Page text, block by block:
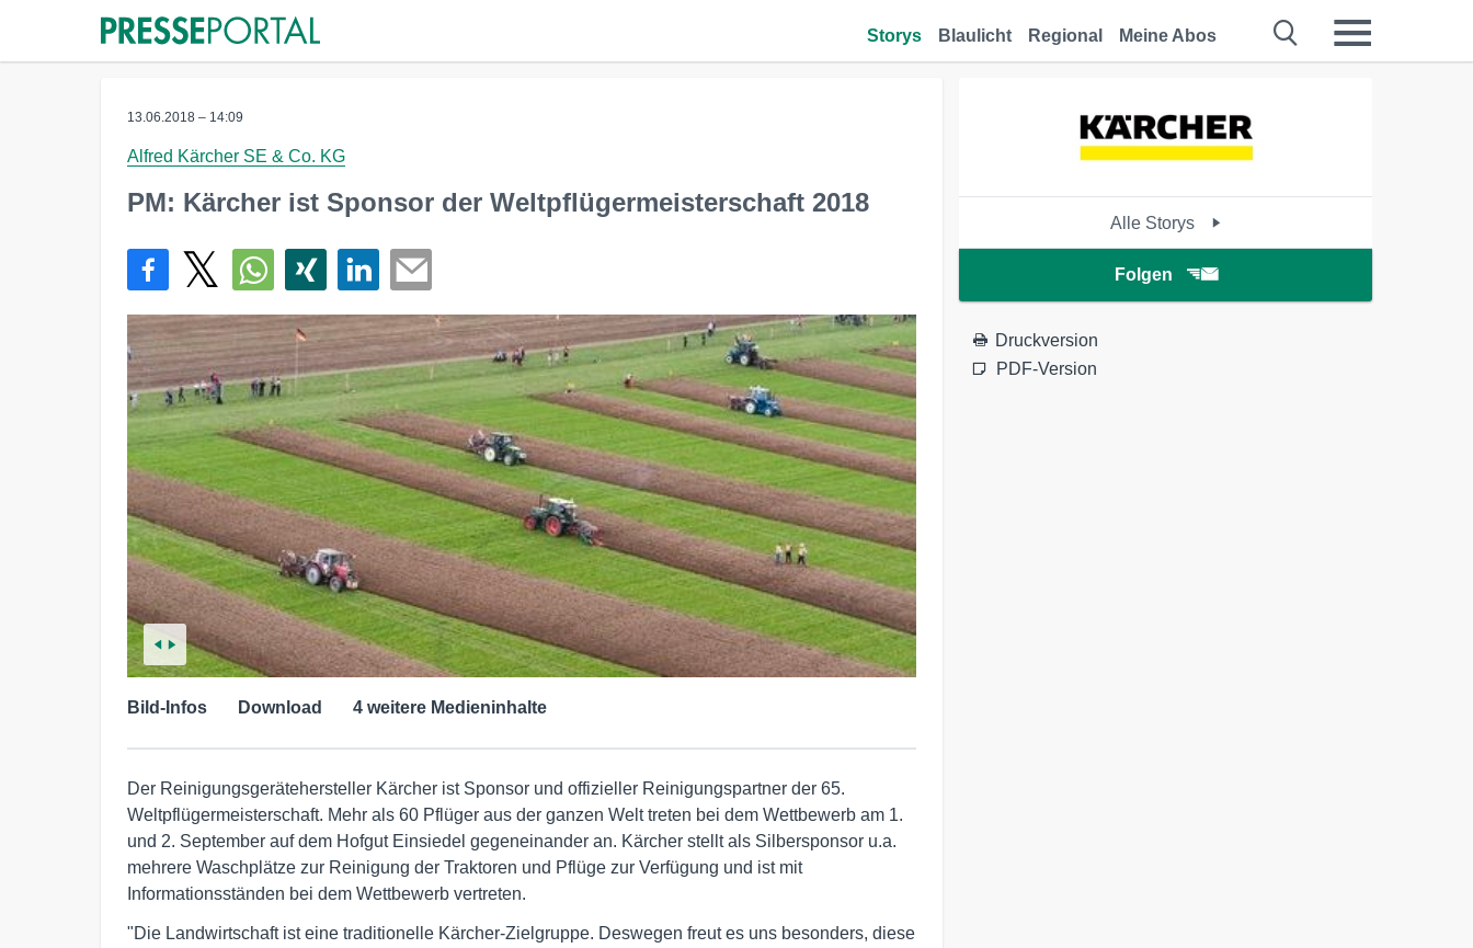
Storys Blaulicht Regional Meine Abos
13.06.2018 – 14:09
Alfred Kärcher SE & Co. KG
PM: Kärcher ist Sponsor der Weltpflügermeisterschaft 2018
Bild-Infos Download 4 weitere Medieninhalte
Der Reinigungsgerätehersteller Kärcher ist Sponsor und offizieller Reinigungspartner der 65.
Weltpflügermeisterschaft. Mehr als 60 Pflüger aus der ganzen Welt treten bei dem Wettbewerb am 1.
und 2. September auf dem Hofgut Einsiedel gegeneinander an. Kärcher stellt als Silbersponsor u.a.
mehrere Waschplätze zur Reinigung der Traktoren und Pflüge zur Verfügung und ist mit
Informationsständen bei dem Wettbewerb vertreten.
"Die Landwirtschaft ist eine traditionelle Kärcher-Zielgruppe. Deswegen freut es uns besonders, diese
Alle Storys
Folgen
Druckversion
PDF-Version